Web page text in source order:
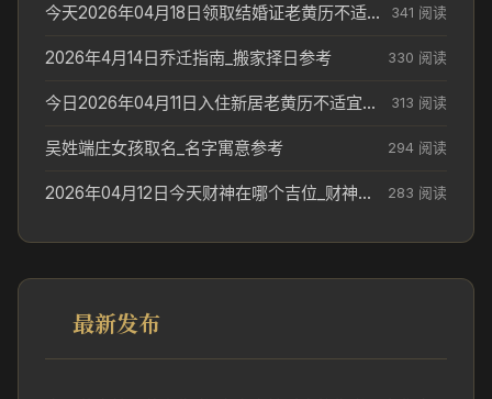
今天2026年04月18日领取结婚证老黄历不适合吗_领证日期参考 341 阅读
2026年4月14日乔迁指南_搬家择日参考 330 阅读
今日2026年04月11日入住新居老黄历不适宜吗_搬家择日参考 313 阅读
吴姓端庄女孩取名_名字寓意参考 294 阅读
2026年04月12日今天财神在哪个吉位_财神方位参考 283 阅读
最新发布